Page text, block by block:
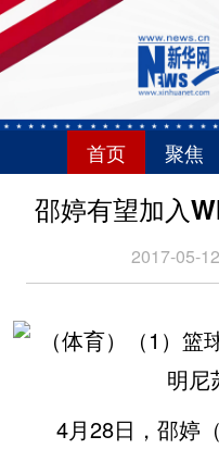
首页 聚焦
邵婷有望加入
2017-05-12
4月28日，邵婷（